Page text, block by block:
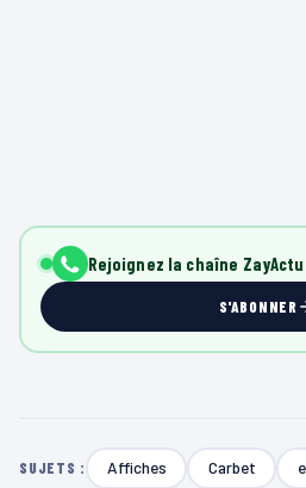
Rejoignez la chaîne ZayActu
S'ABONNER
SUJETS : Affiches Carbet